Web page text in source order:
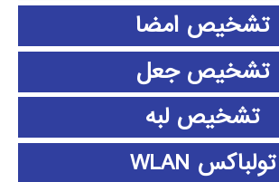
تشخیص امضا
تشخیص جعل
تشخیص لبه
تولباکس WLAN